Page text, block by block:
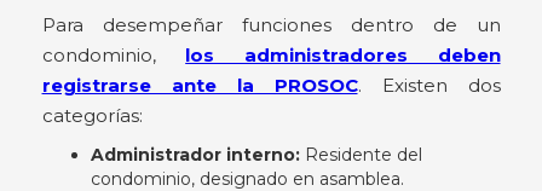
Para desempeñar funciones dentro de un
condominio, los administradores deben
registrarse ante la PROSOC. Existen dos
categorías:
Administrador interno:Residente del
condominio, designado en asamblea.